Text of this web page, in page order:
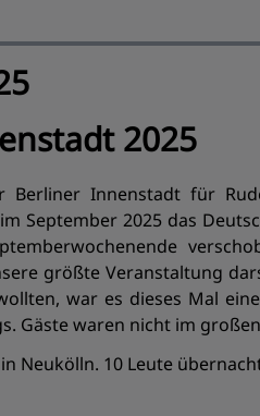
2025
Innenstadt für
September 2025 das
größte Veranstaltung
war es dieses Mal
Gäste waren nicht im
Neukölln. 10 Leute